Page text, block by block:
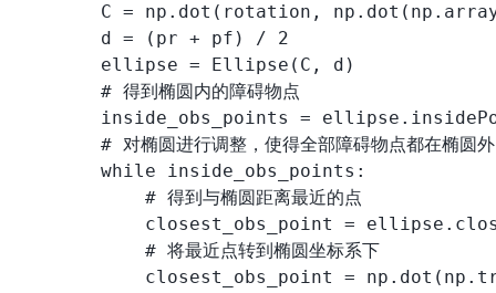
C = np.dot(rotation,
        d = (pr + pf) / 2
        ellipse = Ellipse(C, d)
        # 得到椭圆内的障碍物点
inside_obs_points =
        # 对椭圆进行调整，使得全部障碍物点都在椭圆外
        while inside_obs_points:
            # 得到与椭圆距离最近的点
closest_obs_point =
            # 将最近点转到椭圆坐标系下
closest_obs_point =